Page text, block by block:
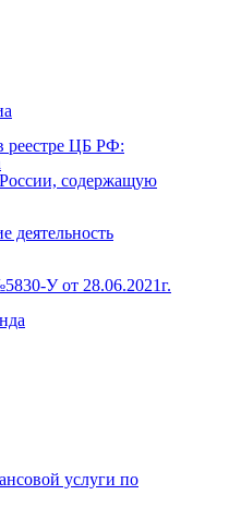
реестре ЦБ РФ:
содержащую
деятельность
У от 28.06.2021г.
услуги по